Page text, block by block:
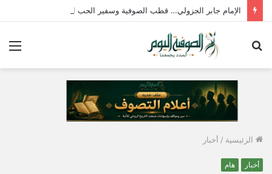
الإمام جابر الجزولي… قطب الصوفية وسفير الحب الإلهي في مصر
الرئيسية / أخبار
أخبار هام